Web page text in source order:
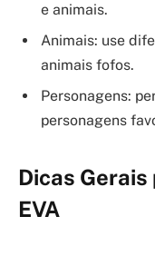
e animais.
Animais: use
animais fofos.
Personagens:
personagens
Dicas
EVA